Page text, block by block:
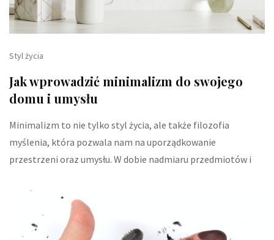
Styl życia
Jak wprowadzić minimalizm do swojego
domu i umysłu
Minimalizm to nie tylko styl życia, ale także filozofia
myślenia, która pozwala nam na uporządkowanie
przestrzeni oraz umysłu. W dobie nadmiaru przedmiotów i